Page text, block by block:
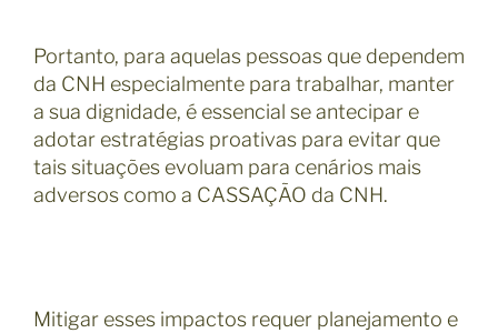
Portanto, para aquelas pessoas que dependem
da CNH especialmente para trabalhar, manter
a sua dignidade, é essencial se antecipar e
adotar estratégias proativas para evitar que
tais situações evoluam para cenários mais
adversos como a CASSAÇÃO da CNH.
Mitigar esses impactos requer planejamento e